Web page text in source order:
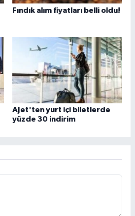
Fındık alım fiyatları belli oldu!
AJet'ten yurt içi biletlerde
yüzde 30 indirim